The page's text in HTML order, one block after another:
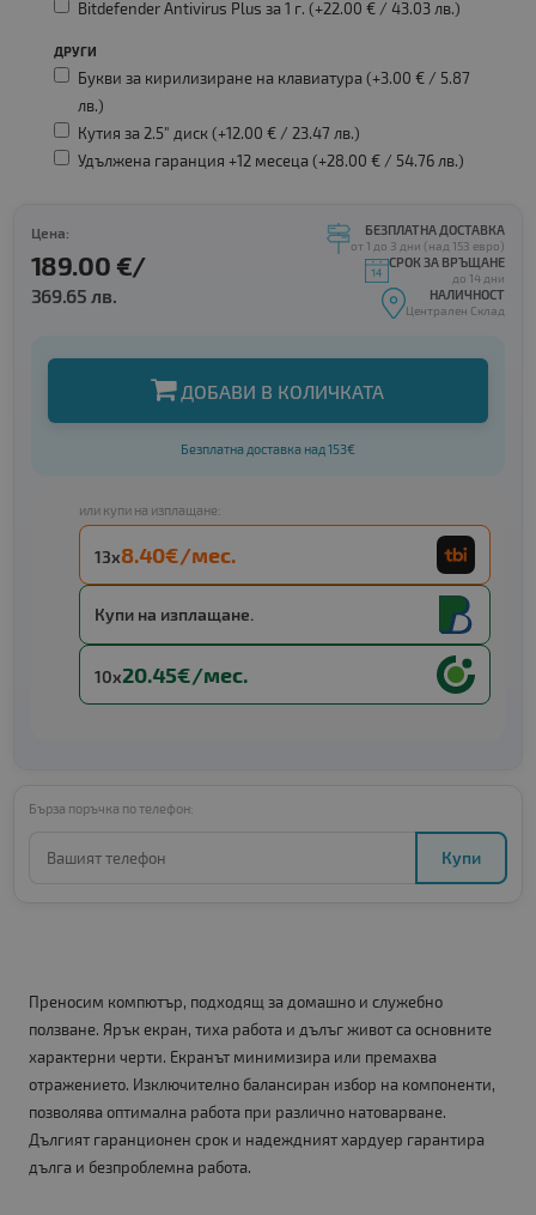
Bitdefender Antivirus Plus за 1 г. (+22.00 € / 43.03 лв.)
ДРУГИ
Букви за кирилизиране на клавиатура (+3.00 € / 5.87
лв.)
Кутия за 2.5" диск (+12.00 € / 23.47 лв.)
Удължена гаранция +12 месеца (+28.00 € / 54.76 лв.)
Цена:
189.00 €/
369.65 лв.
БЕЗПЛАТНА ДОСТАВКА
от 1 до 3 дни (над 153 евро)
СРОК ЗА ВРЪЩАНЕ
до 14 дни
НАЛИЧНОСТ
Централен Склад
ДОБАВИ В КОЛИЧКАТА
Безплатна доставка над 153€
или купи на изплащане:
13x8.40€/мес.
Купи на изплащане.
10x20.45€/мес.
Бърза поръчка по телефон:
Купи
Преносим компютър, подходящ за домашно и служебно
ползване. Ярък екран, тиха работа и дълъг живот са основните
характерни черти. Екранът минимизира или премахва
отражението. Изключително балансиран избор на компоненти,
позволява оптимална работа при различно натоварване.
Дългият гаранционен срок и надеждният хардуер гарантира
дълга и безпроблемна работа.